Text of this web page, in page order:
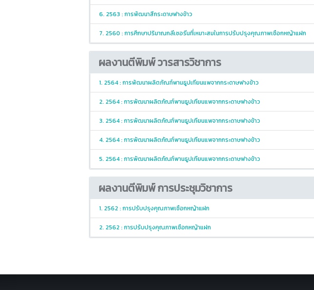
6. 2563 : การพัฒนาสีกระดาษฟางข้าว
7. 2560 : การศึกษาปริมาณกลีเซอรีนที่เหมาะสมในการปรับปรุงคุณภาพเชือกหญ้าแฝก
ผลงานตีพิมพ์ วารสารวิชาการ
1. 2564 : การพัฒนาผลิตภัณฑ์พานธูปเทียนแพจากกระดาษฟางข้าว
2. 2564 : การพัฒนาผลิตภัณฑ์พานธูปเทียนแพจากกระดาษฟางข้าว
3. 2564 : การพัฒนาผลิตภัณฑ์พานธูปเทียนแพจากกระดาษฟางข้าว
4. 2564 : การพัฒนาผลิตภัณฑ์พานธูปเทียนแพจากกระดาษฟางข้าว
5. 2564 : การพัฒนาผลิตภัณฑ์พานธูปเทียนแพจากกระดาษฟางข้าว
ผลงานตีพิมพ์ การประชุมวิชาการ
1. 2562 : การปรับปรุงคุณภาพเชือกหญ้าแฝก
2. 2562 : การปรับปรุงคุณภาพเชือกหญ้าแฝก